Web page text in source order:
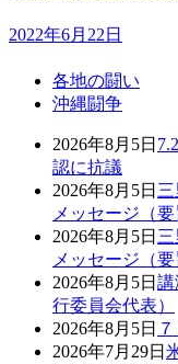
2022年6月22日
各地の闘い
沖縄闘争
2026年8月5日
認に抗議
2026年8月5日
メッセージ（要
2026年8月5日
メッセージ（要
2026年8月5日
行委員会代表）
2026年8月5日
2026年7月29日